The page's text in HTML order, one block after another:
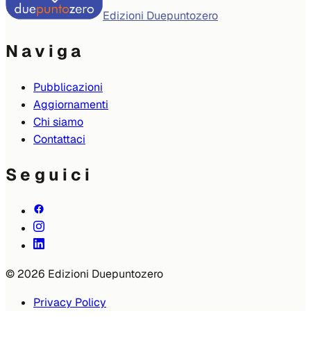
Edizioni Duepuntozero
Naviga
Pubblicazioni
Aggiornamenti
Chi siamo
Contattaci
Seguici
© 2026 Edizioni Duepuntozero
Privacy Policy